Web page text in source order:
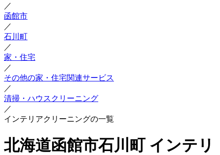
／
函館市
／
石川町
／
家・住宅
／
その他の家・住宅関連サービス
／
清掃・ハウスクリーニング
／
インテリアクリーニングの一覧
北海道函館市石川町 インテリ